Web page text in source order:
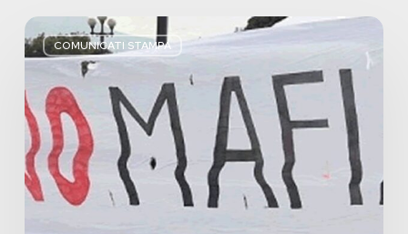
COMUNICATI STAMPA
Basta
bugie,
Regione
Lombardia
pratica
l’antimafia
solo
a
parole